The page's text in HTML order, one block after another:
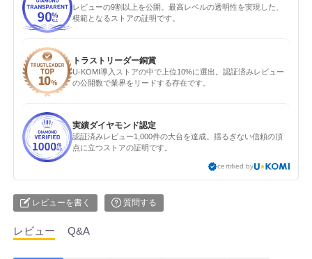
レビューの9割以上を公開。最高レベルの透明性を実現した、
模範となるストアの証明です。
トラストリーダー銅賞
U-KOMI導入ストアの中で上位10%に選出。認証済みレビュー
の公開数で業界をリードする存在です。
実績ダイヤモンド認定
認証済みレビュー1,000件の大台を達成。揺るぎない信頼の頂
点に立つストアの証明です。
certified by
レビューを書く 質問する
レビュー Q&A